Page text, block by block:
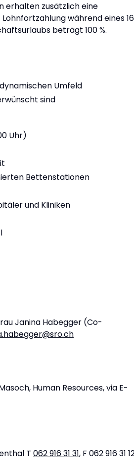
erhalten zusätzlich eine
Lohnfortzahlung während eines
beträgt 100 %.
Umfeld
sind
Uhr)
Bettenstationen
und Kliniken
Janina Habegger (Co-
Human Resources, via E-
T 062 916 31 31, F 062 916 31